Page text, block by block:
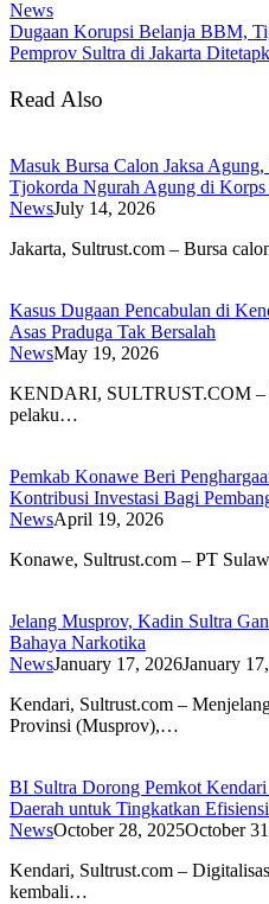
News
Dugaan Korupsi Belanja BBM,
Pemprov Sultra di Jakarta
Read Also
Masuk Bursa Calon Jaksa
Tjokorda Ngurah Agung di Korps
NewsJuly 14, 2026
​Jakarta, Sultrust.com – Bursa
Kasus Dugaan Pencabulan di
Asas Praduga Tak Bersalah
NewsMay 19, 2026
KENDARI, SULTRUST.COM –
pelaku…
Pemkab Konawe Beri
Kontribusi Investasi Bagi
NewsApril 19, 2026
Konawe, Sultrust.com – PT
Jelang Musprov, Kadin Sultra
Bahaya Narkotika
NewsJanuary 17, 2026January
Kendari, Sultrust.com –
Provinsi (Musprov),…
BI Sultra Dorong Pemkot
Daerah untuk Tingkatkan
NewsOctober 28, 2025October
Kendari, Sultrust.com –
kembali…